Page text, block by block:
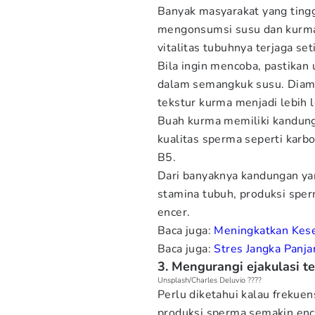
Banyak masyarakat yang
mengonsumsi susu dan
vitalitas tubuhnya terjaga
Bila ingin mencoba,
dalam semangkuk susu.
tekstur kurma menjadi lebih
Buah kurma memiliki
kualitas sperma seperti
B5.
Dari banyaknya kandungan
stamina tubuh, produksi
encer.
Baca juga: Meningkatkan
Baca juga:Stres Jangka
3. Mengurangi ejakulasi
Unsplash/Charles Deluvio ????
Perlu diketahui kalau